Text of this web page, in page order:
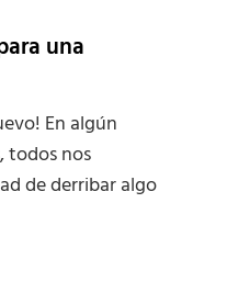
una
En algún
todos nos
de derribar algo